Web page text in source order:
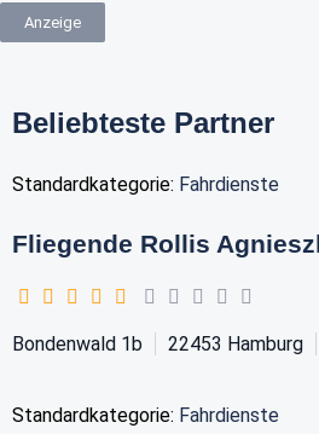
Anzeige
Beliebteste Partner
Standardkategorie: Fahrdienste
Fliegende Rollis
Bondenwald 1b 22453 Hamburg
Standardkategorie: Fahrdienste